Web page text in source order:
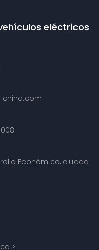
eléctricos
china.com
Económico, ciudad
>